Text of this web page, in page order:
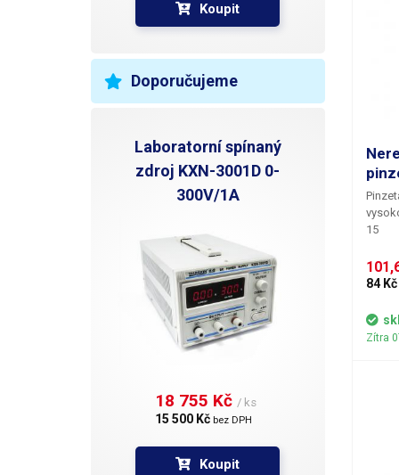
Koupit
Doporučujeme
Laboratorní spínaný
zdroj KXN-3001D 0-
300V/1A
18 755 Kč / ks
15 500 Kč bez DPH
Koupit
15
84 Kč
Zítra